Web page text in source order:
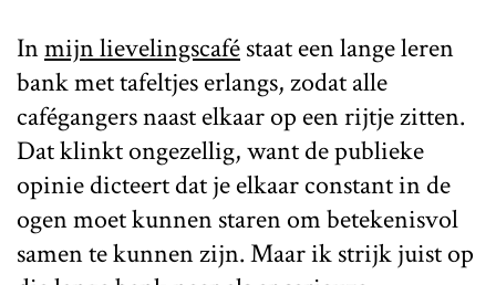
Inmijn lievelingscaféstaat een lange leren
bank met tafeltjes erlangs, zodat alle
cafégangers naast elkaar op een rijtje zitten.
Dat klinkt ongezellig, want de publieke
opinie dicteert dat je elkaar constant in de
ogen moet kunnen staren om betekenisvol
samen te kunnen zijn. Maar ik strijk juist op